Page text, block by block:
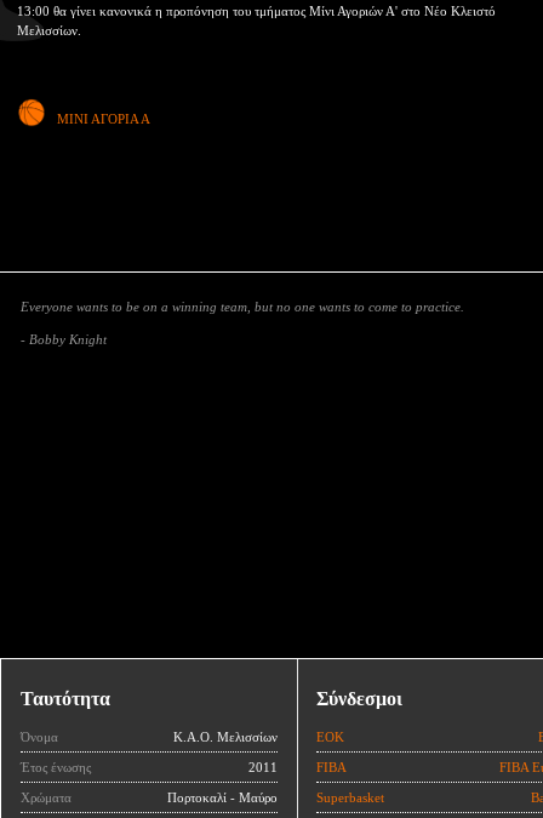
13:00 θα γίνει κανονικά η προπόνηση του τμήματος Μίνι Αγοριών Α' στο Νέο Κλειστό
Μελισσίων.
ΜΙΝΙ ΑΓΟΡΙΑ Α
Everyone wants to be on a winning team, but no one wants to come to practice.
- Bobby Knight
Ταυτότητα
Όνομα Κ.Α.Ο. Μελισσίων
Έτος ένωσης 2011
Χρώματα Πορτοκαλί - Μαύρο
Σύνδεσμοι
ΕΟΚ
FIBA FIBA
Superbasket